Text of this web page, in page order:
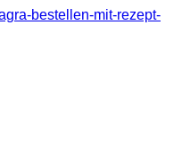
bestellen-mit-rezept-